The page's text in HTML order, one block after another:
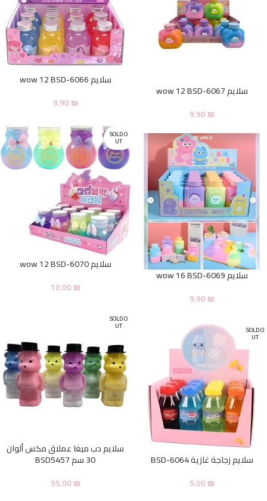
سلايم wow 12 BSD-6066
9.90₪
سلايم wow 12 BSD-6067
9.90₪
SOLD O
UT
سلايم wow 12 BSD-6070
10.00₪
سلايم wow 16 BSD-6069
9.90₪
SOLD O
UT
سلايم دب ميغا عملاق مكس ألوان
30 سم BSD5457
55.00₪
SOLD O
UT
سلايم زجاجة غازية BSD-6064
5.00₪